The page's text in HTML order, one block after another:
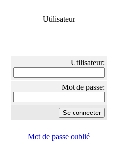
Utilisateur
Utilisateur:
Mot de passe:
Mot de passe oublié